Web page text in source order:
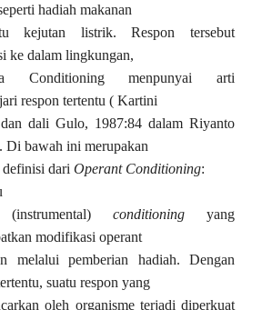
hadiah makanan
kejutan listrik. Respon tersebut
ke dalam lingkungan,
Conditioning menpunyai arti
respon tertentu ( Kartini
dali Gulo, 1987:84 dalam Riyanto
Di bawah ini merupakan
definisi dari Operant Conditioning:
conditioning yang
modifikasi operant
melalui pemberian hadiah. Dengan
suatu respon yang
oleh organisme terjadi diperkuat